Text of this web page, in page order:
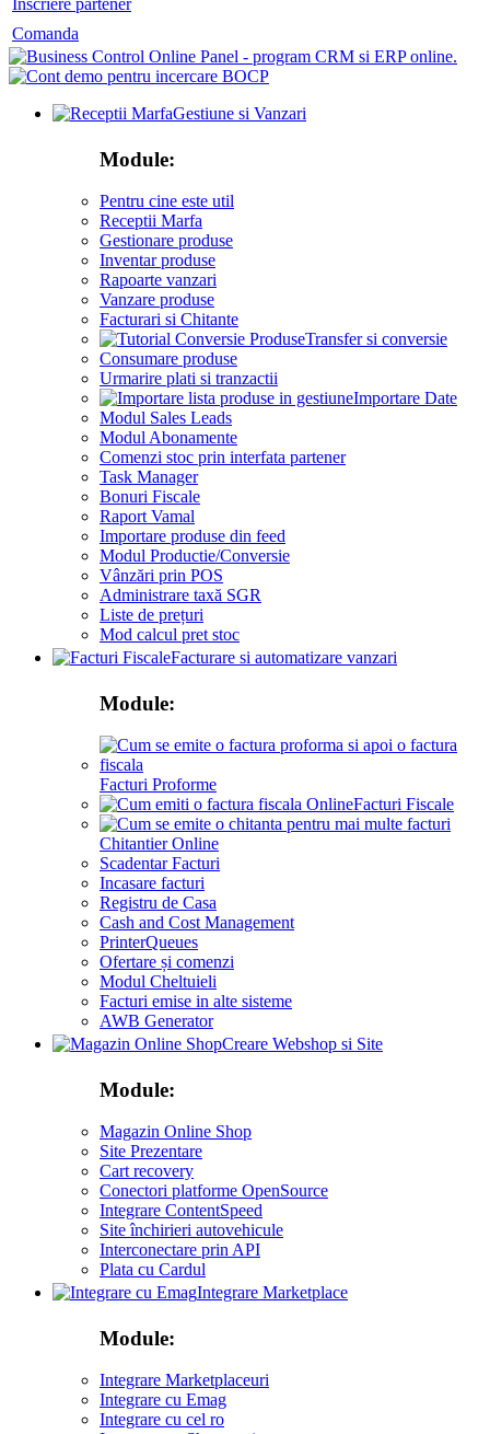
Inscriere partener
Comanda
Gestiune si Vanzari
Module:
Pentru cine este util
Receptii Marfa
Gestionare produse
Inventar produse
Rapoarte vanzari
Vanzare produse
Facturari si Chitante
Transfer si conversie
Consumare produse
Urmarire plati si tranzactii
Importare Date
Modul Sales Leads
Modul Abonamente
Comenzi stoc prin interfata partener
Task Manager
Bonuri Fiscale
Raport Vamal
Importare produse din feed
Modul Productie/Conversie
Vânzări prin POS
Administrare taxă SGR
Liste de prețuri
Mod calcul pret stoc
Facturare si automatizare vanzari
Module:
Facturi Proforme
Facturi Fiscale
Chitantier Online
Scadentar Facturi
Incasare facturi
Registru de Casa
Cash and Cost Management
PrinterQueues
Ofertare și comenzi
Modul Cheltuieli
Facturi emise in alte sisteme
AWB Generator
Creare Webshop si Site
Module:
Magazin Online Shop
Site Prezentare
Cart recovery
Conectori platforme OpenSource
Integrare ContentSpeed
Site închirieri autovehicule
Interconectare prin API
Plata cu Cardul
Integrare Marketplace
Module:
Integrare Marketplaceuri
Integrare cu Emag
Integrare cu cel ro